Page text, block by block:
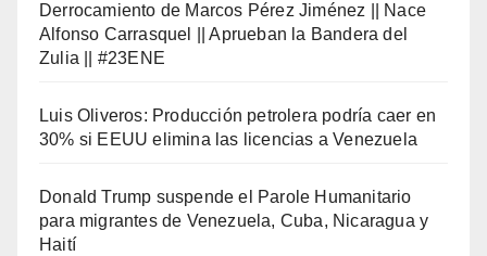
Derrocamiento de Marcos Pérez Jiménez || Nace
Alfonso Carrasquel || Aprueban la Bandera del
Zulia || #23ENE
Luis Oliveros: Producción petrolera podría caer en
30% si EEUU elimina las licencias a Venezuela
Donald Trump suspende el Parole Humanitario
para migrantes de Venezuela, Cuba, Nicaragua y
Haití